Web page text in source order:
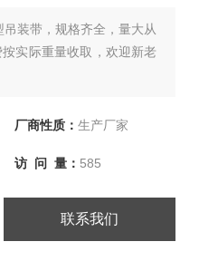
吊装带，规格齐全，量大从
实际重量收取，欢迎新老
厂商性质： 生产厂家
访 问 量： 585
联系我们